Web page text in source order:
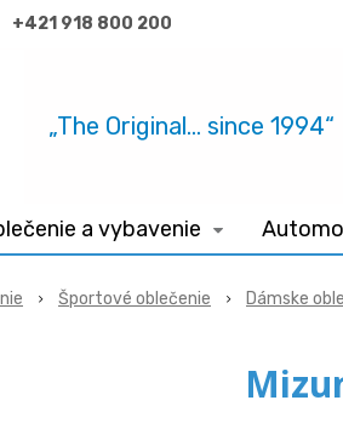
„The Original... since 1994“
+421 918 800 200
a vybavenie
Športové oblečenie Dámske